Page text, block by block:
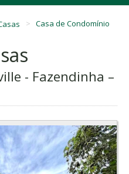
Casa de Condomínio
- Fazendinha –